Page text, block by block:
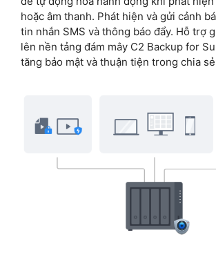
hoặc âm thanh. Phát hiện và gửi cảnh
tin nhắn SMS và thông báo đẩy. Hỗ trợ
lên nền tảng đám mây C2 Backup for
tăng bảo mật và thuận tiện trong chia